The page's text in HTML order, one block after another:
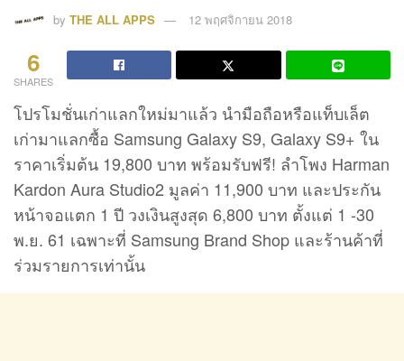
by THE ALL APPS 12 พฤศจิกายน 2018
6
SHARES
โปรโมชั่นเก่าแลกใหม่มาแล้ว นำมือถือหรือแท็บเล็ต
เก่ามาแลกซื้อ Samsung Galaxy S9, Galaxy S9+ ใน
ราคาเริ่มต้น 19,800 บาท พร้อมรับฟรี! ลำโพง Harman
Kardon Aura Studio2 มูลค่า 11,900 บาท และประกัน
หน้าจอแตก 1 ปี วงเงินสูงสุด 6,800 บาท ตั้งแต่ 1 -30
พ.ย. 61 เฉพาะที่ Samsung Brand Shop และร้านค้าที่
ร่วมรายการเท่านั้น